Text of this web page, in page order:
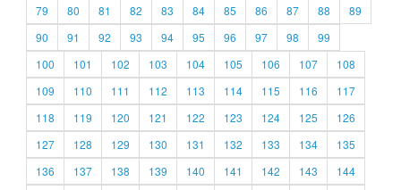
79
80 81 82 83 84 85 86 87 88
89
90
91 92 93 94 95 96 97 98
99
100
101 102 103 104 105 106 107
108
109
110 111 112 113 114 115 116
117
118
119 120 121 122 123 124 125
126
127
128 129 130 131 132 133 134
135
136
137 138 139 140 141 142 143
144